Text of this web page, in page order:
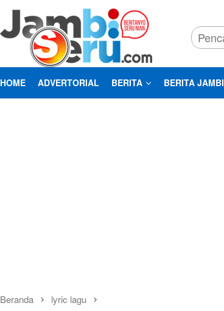
HOME ADVERTORIAL BERITA BERITA JAMBI
Beranda lyric lagu